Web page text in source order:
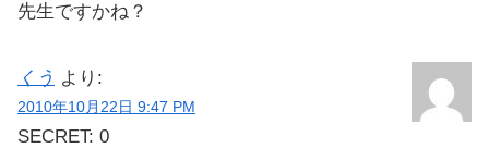
先生ですかね？
くう より:
2010年10月22日 9:47 PM
SECRET: 0